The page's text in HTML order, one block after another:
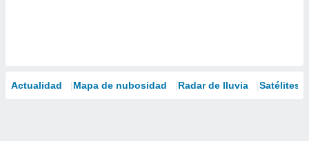
Actualidad Mapa de nubosidad Radar de lluvia Satélites